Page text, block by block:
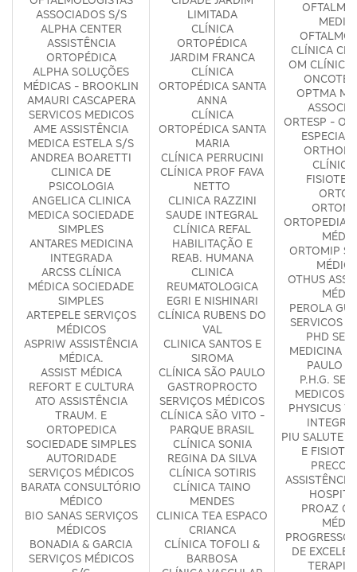
ASSOCIADOS S/S
ALPHA CENTER
ASSISTÊNCIA
ORTOPÉDICA
ALPHA SOLUÇÕES
MÉDICAS - BROOKLIN
AMAURI CASCAPERA
SERVICOS MEDICOS
AME ASSISTÊNCIA
MEDICA ESTELA S/S
ANDREA BOARETTI
CLINICA DE
PSICOLOGIA
ANGELICA CLINICA
MEDICA SOCIEDADE
SIMPLES
ANTARES MEDICINA
INTEGRADA
ARCSS CLÍNICA
MÉDICA SOCIEDADE
SIMPLES
ARTEPELE SERVIÇOS
MÉDICOS
ASPRIW ASSISTÊNCIA
MÉDICA.
ASSIST MÉDICA
REFORT E CULTURA
ATO ASSISTÊNCIA
TRAUM. E
ORTOPEDICA
SOCIEDADE SIMPLES
AUTORIDADE
SERVIÇOS MÉDICOS
BARATA CONSULTÓRIO
MÉDICO
BIO SANAS SERVIÇOS
MÉDICOS
BONADIA & GARCIA
SERVIÇOS MÉDICOS
LIMITADA
CLÍNICA
ORTOPÉDICA
JARDIM FRANCA
CLÍNICA
ORTOPÉDICA SANTA
ANNA
CLÍNICA
ORTOPÉDICA SANTA
MARIA
CLÍNICA PERRUCINI
CLÍNICA PROF FAVA
NETTO
CLINICA RAZZINI
SAUDE INTEGRAL
CLÍNICA REFAL
HABILITAÇÃO E
REAB. HUMANA
CLINICA
REUMATOLOGICA
EGRI E NISHINARI
CLÍNICA RUBENS DO
VAL
CLINICA SANTOS E
SIROMA
CLÍNICA SÃO PAULO
GASTROPROCTO
SERVIÇOS MÉDICOS
CLÍNICA SÃO VITO -
PARQUE BRASIL
CLÍNICA SONIA
REGINA DA SILVA
CLÍNICA SOTIRIS
CLÍNICA TAINO
MENDES
CLINICA TEA ESPACO
CRIANCA
CLÍNICA TOFOLI &
BARBOSA
CLÍNICA
OM CLÍNICA
OPTMA
ORTESP -
CLÍNICA
ORTOPEDIA
ORTOMIP
OTHUS
PEROLA
SERVICOS
PHD
MEDICINA
PAULO
P.H.G.
MEDICOS
PHYSICUS
PIU SALUTE
E
PROAZ
PROGRESSO
DE
TERAPIA